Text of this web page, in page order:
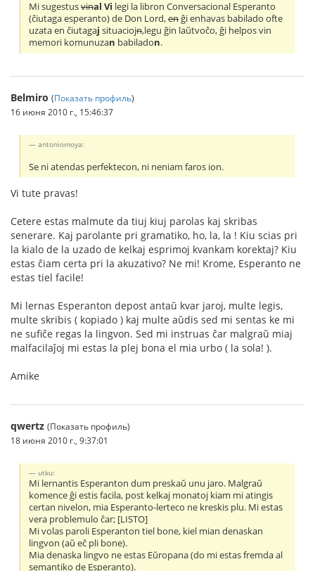
Mi sugestusvinal Vi legi la libron Conversacional Esperanto
(ĉiutaga esperanto) de Don Lord,enĝi enhavas babilado ofte
uzata en ĉiutagaj situaciojn,legu ĝin laŭtvoĉo, ĝi helpos vin
memori komunuzan babiladon.
Belmiro (Показать профиль)
16 июня 2010 г., 15:46:37
antoniomoya:
Se ni atendas perfektecon, ni neniam faros ion.
Vi tute pravas!
Cetere estas malmute da tiuj kiuj parolas kaj skribas
senerare. Kaj parolante pri gramatiko, ho, la, la ! Kiu scias pri
la kialo de la uzado de kelkaj esprimoj kvankam korektaj? Kiu
estas ĉiam certa pri la akuzativo? Ne mi! Krome, Esperanto ne
estas tiel facile!
Mi lernas Esperanton depost antaŭ kvar jaroj, multe legis,
multe skribis ( kopiado ) kaj multe aŭdis sed mi sentas ke mi
ne sufiĉe regas la lingvon. Sed mi instruas ĉar malgraŭ miaj
malfacilaĵoj mi estas la plej bona el mia urbo ( la sola! ).
Amike
qwertz (Показать профиль)
18 июня 2010 г., 9:37:01
utku:
Mi lernantis Esperanton dum preskaŭ unu jaro. Malgraŭ
komence ĝi estis facila, post kelkaj monatoj kiam mi atingis
certan nivelon, mia Esperanto-lerteco ne kreskis plu. Mi estas
vera problemulo ĉar; [LISTO]
Mi volas paroli Esperanton tiel bone, kiel mian denaskan
lingvon (aŭ eĉ pli bone).
Mia denaska lingvo ne estas Eŭropana (do mi estas fremda al
semantiko de Esperanto).